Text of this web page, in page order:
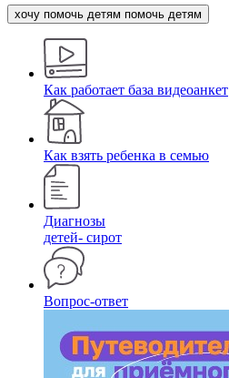
хочу помочь детям помочь детям
Как работает база видеоанкет
Как взять ребенка в семью
Диагнозы
детей- сирот
Вопрос-ответ